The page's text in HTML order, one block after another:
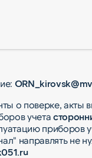
о поверке, акты
учета
приборов
направлять не